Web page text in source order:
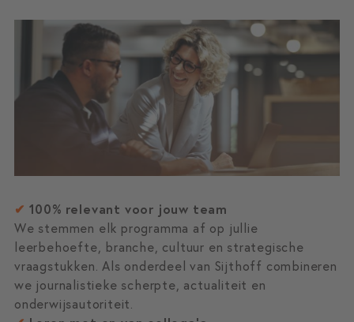
✔ 100% relevant voor jouw team
We stemmen elk programma af op jullie
leerbehoefte, branche, cultuur en strategische
vraagstukken. Als onderdeel van Sijthoff combineren
we journalistieke scherpte, actualiteit en
onderwijsautoriteit.